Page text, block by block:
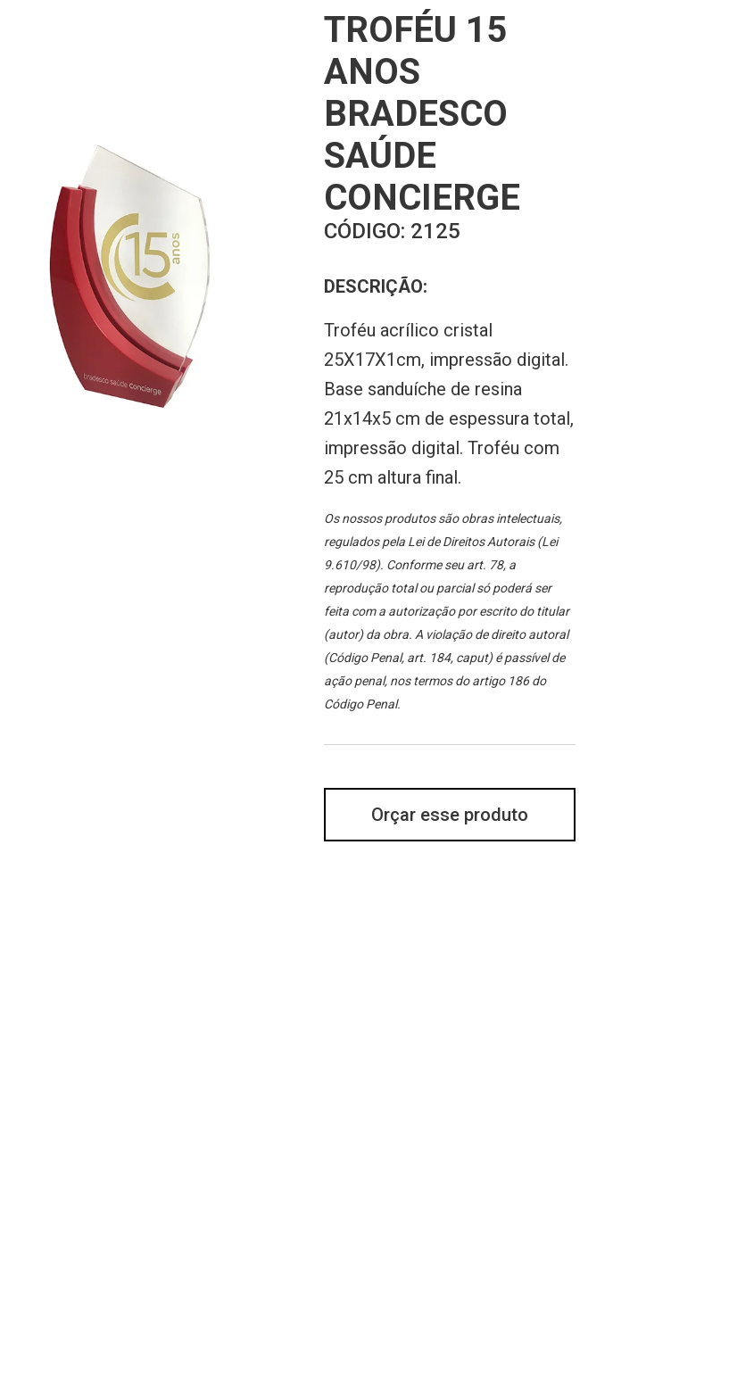
TROFÉU 15
ANOS
BRADESCO
SAÚDE
CONCIERGE
CÓDIGO: 2125
DESCRIÇÃO:
Troféu acrílico cristal
25X17X1cm, impressão digital.
Base sanduíche de resina
21x14x5 cm de espessura total,
impressão digital. Troféu com
25 cm altura final.
Os nossos produtos são obras intelectuais,
regulados pela Lei de Direitos Autorais (Lei
9.610/98). Conforme seu art. 78, a
reprodução total ou parcial só poderá ser
feita com a autorização por escrito do titular
(autor) da obra. A violação de direito autoral
(Código Penal, art. 184, caput) é passível de
ação penal, nos termos do artigo 186 do
Código Penal.
Orçar esse produto